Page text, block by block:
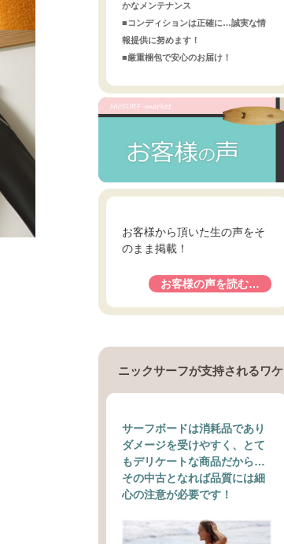
かなメンテナンス
■コンディションは正確に…誠実な情
報提供に努めます！
■厳重梱包で安心のお届け！
お客様から頂いた生の声をそ
のまま掲載！
お客様の声を読む…
ニックサーフが支持されるワケ
サーフボードは消耗品であり
ダメージを受けやすく、とて
もデリケートな商品だから…
その中古となれば品質には細
心の注意が必要です！